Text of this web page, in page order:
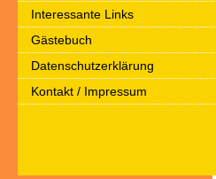
Interessante Links
Gästebuch
Datenschutzerklärung
Kontakt / Impressum